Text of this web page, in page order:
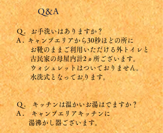
Q＆A
Q . お手洗いはありますか？
A . キャンプエリアから30秒ほどの所に
お靴のままご利用いただける外トイレと
古民家の母屋内計2ヵ所ございます。
ウォシュレットはついておりません。
水洗式となっております。
Q . キッチンは温かいお湯はでますか？ ​
A . キャンプエリアキッチンに
湯沸かし器ございます。